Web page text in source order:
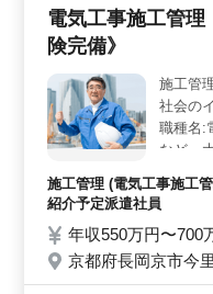
電気工事施工管理
険完備》
社会の
職種名:
など、
す。 ・
原価管
を決定
お任せ
ソリン
省費用
施工管理 (電気工事施工
紹介予定派遣社員
年収550万円〜700
京都府長岡京市今